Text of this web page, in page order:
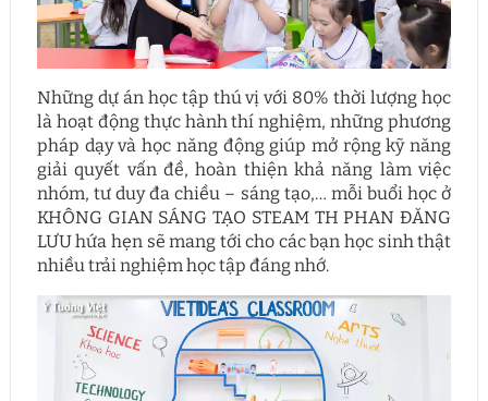
Những dự án học tập thú vị với 80% thời lượng học
là hoạt động thực hành thí nghiệm, những phương
pháp dạy và học năng động giúp mở rộng kỹ năng
giải quyết vấn đề, hoàn thiện khả năng làm việc
nhóm, tư duy đa chiều – sáng tạo,… mỗi buổi học ở
KHÔNG GIAN SÁNG TẠO STEAM TH PHAN ĐĂNG
LƯU hứa hẹn sẽ mang tới cho các bạn học sinh thật
nhiều trải nghiệm học tập đáng nhớ.